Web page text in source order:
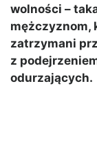
wolności –
mężczyznom,
zatrzymani
z
odurzających.